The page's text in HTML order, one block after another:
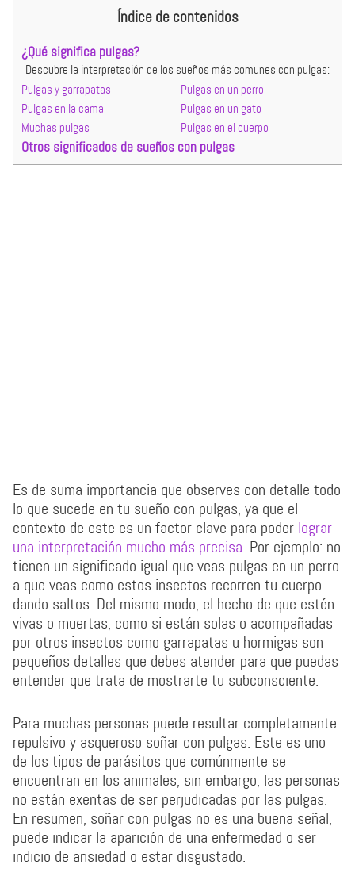
Índice de contenidos
¿Qué significa pulgas?
Descubre la interpretación de los sueños más comunes con pulgas:
Pulgas y garrapatas
Pulgas en un perro
Pulgas en la cama
Pulgas en un gato
Muchas pulgas
Pulgas en el cuerpo
Otros significados de sueños con pulgas
Es de suma importancia que observes con detalle todo
lo que sucede en tu sueño con pulgas, ya que el
contexto de este es un factor clave para poder lograr
una interpretación mucho más precisa. Por ejemplo: no
tienen un significado igual que veas pulgas en un perro
a que veas como estos insectos recorren tu cuerpo
dando saltos. Del mismo modo, el hecho de que estén
vivas o muertas, como si están solas o acompañadas
por otros insectos como garrapatas u hormigas son
pequeños detalles que debes atender para que puedas
entender que trata de mostrarte tu subconsciente.
Para muchas personas puede resultar completamente
repulsivo y asqueroso soñar con pulgas. Este es uno
de los tipos de parásitos que comúnmente se
encuentran en los animales, sin embargo, las personas
no están exentas de ser perjudicadas por las pulgas.
En resumen, soñar con pulgas no es una buena señal,
puede indicar la aparición de una enfermedad o ser
indicio de ansiedad o estar disgustado.